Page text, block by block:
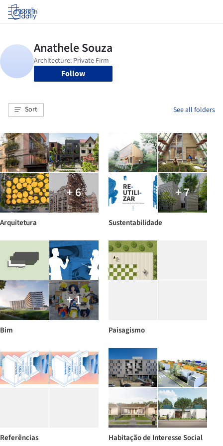
Log in
Follow
Sort See all folders
+ 6
Arquitetura
+ 7
Sustentabilidade
+ 1
Bim Paisagismo
Referências Habitação de Interesse Social